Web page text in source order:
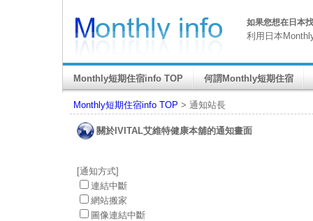
如果您想在日本
利用日本
Monthly短期住宿info TOP 何謂Monthly短期住宿
Monthly短期住宿info TOP > 通知站長
關於IVITAL艾維特健康本舖的通知畫面
[通知方式]
連結中斷
網站搬家
圖像連結中斷